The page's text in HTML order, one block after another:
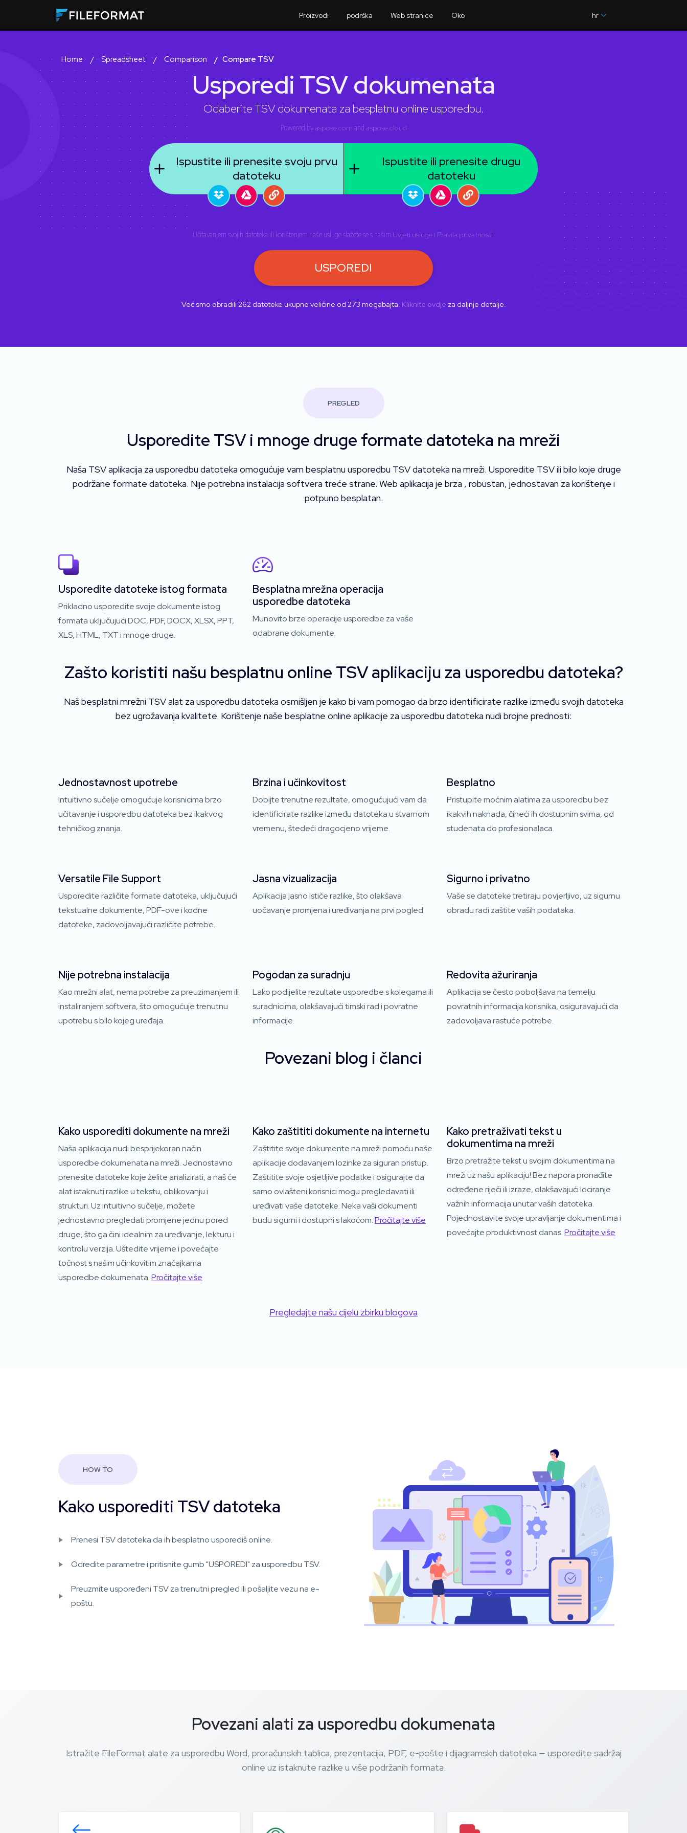
hr
Proizvodi podrška Web stranice Oko
Home Spreadsheet Comparison Compare TSV
Usporedi TSV dokumenata
Odaberite TSV dokumenata za besplatnu online usporedbu.
Powered byaspose.com and aspose.cloud
Ispustite ili prenesite svoju prvu
datoteku
Ispustite ili prenesite drugu
datoteku
Učitavanjem svojih datoteka ili korištenjem naše usluge slažete se s našim Uvjeti usluge i Pravila privatnosti
USPOREDI
Već smo obradili 262 datoteke ukupne veličine od 273 megabajta. Kliknite ovdje za daljnje detalje.
PREGLED
Usporedite TSV i mnoge druge formate datoteka na mreži
Naša TSV aplikacija za usporedbu datoteka omogućuje vam besplatnu usporedbu TSV datoteka na mreži. Usporedite TSV ili bilo koje druge
podržane formate datoteka. Nije potrebna instalacija softvera treće strane. Web aplikacija je brza , robustan, jednostavan za korištenje i
potpuno besplatan.
Usporedite datoteke istog formata
Prikladno usporedite svoje dokumente istog
formata uključujući DOC, PDF, DOCX, XLSX, PPT,
XLS, HTML, TXT i mnoge druge.
Besplatna mrežna operacija
usporedbe datoteka
Munovito brze operacije usporedbe za vaše
odabrane dokumente.
Zašto koristiti našu besplatnu online TSV aplikaciju za usporedbu datoteka?
Naš besplatni mrežni TSV alat za usporedbu datoteka osmišljen je kako bi vam pomogao da brzo identificirate razlike između svojih datoteka
bez ugrožavanja kvalitete. Korištenje naše besplatne online aplikacije za usporedbu datoteka nudi brojne prednosti:
Jednostavnost upotrebe
Intuitivno sučelje omogućuje korisnicima brzo
učitavanje i usporedbu datoteka bez ikakvog
tehničkog znanja.
Brzina i učinkovitost
Dobijte trenutne rezultate, omogućujući vam da
identificirate razlike između datoteka u stvarnom
vremenu, štedeći dragocjeno vrijeme.
Besplatno
Pristupite moćnim alatima za usporedbu bez
ikakvih naknada, čineći ih dostupnim svima, od
studenata do profesionalaca.
Versatile File Support
Usporedite različite formate datoteka, uključujući
tekstualne dokumente, PDF-ove i kodne
datoteke, zadovoljavajući različite potrebe.
Jasna vizualizacija
Aplikacija jasno ističe razlike, što olakšava
uočavanje promjena i uređivanja na prvi pogled.
Sigurno i privatno
Vaše se datoteke tretiraju povjerljivo, uz sigurnu
obradu radi zaštite vaših podataka.
Nije potrebna instalacija
Kao mrežni alat, nema potrebe za preuzimanjem ili
instaliranjem softvera, što omogućuje trenutnu
upotrebu s bilo kojeg uređaja.
Pogodan za suradnju
Lako podijelite rezultate usporedbe s kolegama ili
suradnicima, olakšavajući timski rad i povratne
informacije.
Redovita ažuriranja
Aplikacija se često poboljšava na temelju
povratnih informacija korisnika, osiguravajući da
zadovoljava rastuće potrebe.
Povezani blog i članci
Kako usporediti dokumente na mreži
Naša aplikacija nudi besprijekoran način
usporedbe dokumenata na mreži. Jednostavno
prenesite datoteke koje želite analizirati, a naš će
alat istaknuti razlike u tekstu, oblikovanju i
strukturi. Uz intuitivno sučelje, možete
jednostavno pregledati promjene jednu pored
druge, što ga čini idealnim za uređivanje, lekturu i
kontrolu verzija. Uštedite vrijeme i povećajte
točnost s našim učinkovitim značajkama
usporedbe dokumenata.Pročitajte više
Kako zaštititi dokumente na internetu
Zaštitite svoje dokumente na mreži pomoću naše
aplikacije dodavanjem lozinke za siguran pristup.
Zaštitite svoje osjetljive podatke i osigurajte da
samo ovlašteni korisnici mogu pregledavati ili
uređivati ​​vaše datoteke. Neka vaši dokumenti
budu sigurni i dostupni s lakoćom.Pročitajte više
Kako pretraživati ​​tekst u
dokumentima na mreži
Brzo pretražite tekst u svojim dokumentima na
mreži uz našu aplikaciju! Bez napora pronađite
određene riječi ili izraze, olakšavajući lociranje
važnih informacija unutar vaših datoteka.
Pojednostavite svoje upravljanje dokumentima i
povećajte produktivnost danas.Pročitajte više
Pregledajte našu cijelu zbirku blogova
HOW TO
Kako usporediti TSV datoteka
Prenesi TSV datoteka da ih besplatno usporediš online.
Odredite parametre i pritisnite gumb "USPOREDI" za usporedbu TSV.
Preuzmite uspoređeni TSV za trenutni pregled ili pošaljite vezu na e-
poštu.
Povezani alati za usporedbu dokumenata
Istražite FileFormat alate za usporedbu Word, proračunskih tablica, prezentacija, PDF, e-pošte i dijagramskih datoteka — usporedite sadržaj
online uz istaknute razlike u više podržanih formata.